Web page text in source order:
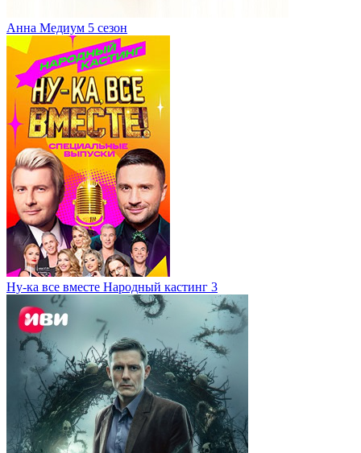
Анна Медиум 5 сезон
Ну-ка все вместе Народный кастинг 3